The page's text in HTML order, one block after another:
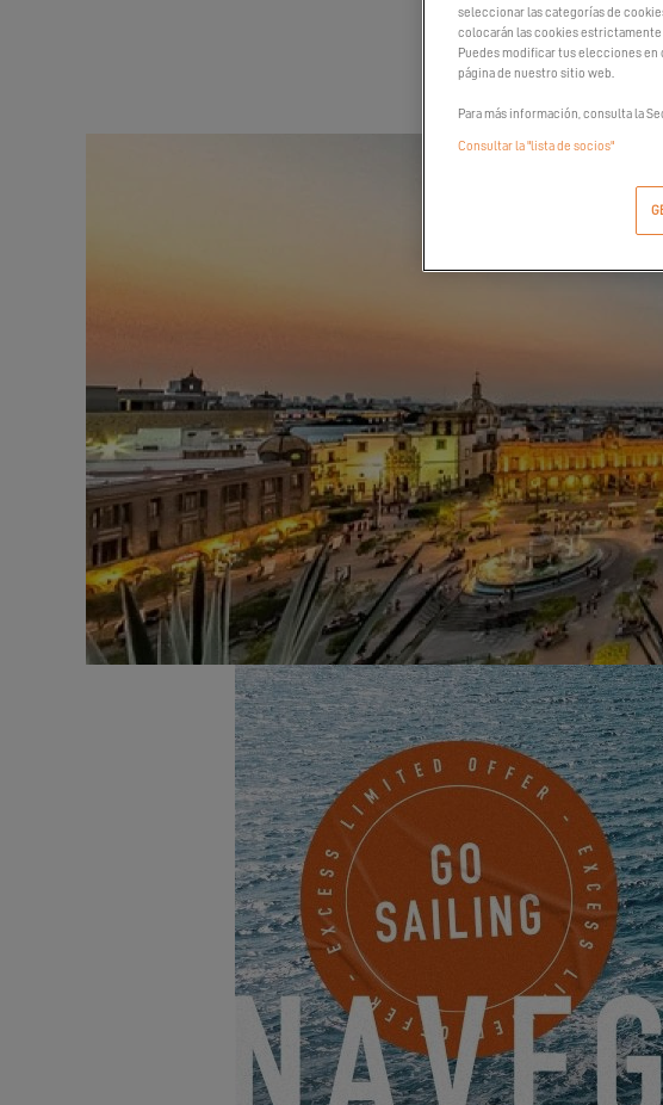
Sumérgete en la combinación definitiva
unen a Maserati para un evento único
emoción del mar se encuentra con el
seleccionar las categorías de
colocarán las cookies
Puedes modificar tus elecciones
página de nuestro sitio web.
Para más información, consulta la
Consultar la "lista de socios"